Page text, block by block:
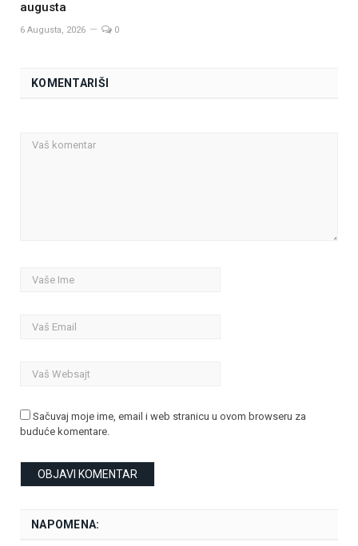
augusta
6 Augusta, 2026 0
KOMENTARIŠI
Sačuvaj moje ime, email i web stranicu u ovom browseru za
buduće komentare.
NAPOMENA: